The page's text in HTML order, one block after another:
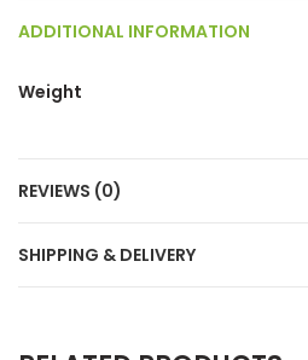
ADDITIONAL INFORMATION
Weight
REVIEWS (0)
SHIPPING & DELIVERY